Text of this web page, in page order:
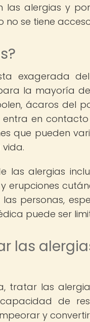
las alergias y
se tiene
exagerada
la mayoría
ácaros del
en
que pueden
las alergias
erupciones
personas,
puede ser
las
tratar las
de
y